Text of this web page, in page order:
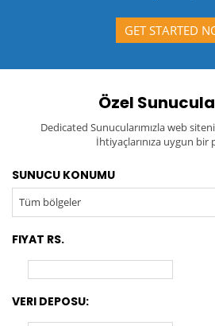
GET STARTED
Özel
Dedicated Sunucularımızla web
İhtiyaçlarınıza uygun bir
SUNUCU KONUMU
Tüm bölgeler
FIYAT RS.
VERI DEPOSU: